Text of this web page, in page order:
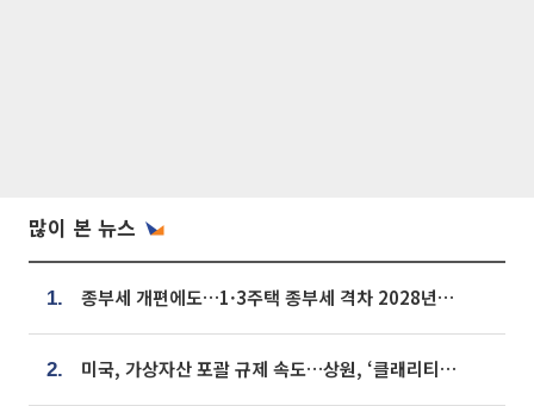
많이 본 뉴스
1. 종부세 개편에도…1·3주택 종부세 격차 2028년부터 확대
2. 미국, 가상자산 포괄 규제 속도…상원, ‘클래리티법’ 9월 절차투표 추진